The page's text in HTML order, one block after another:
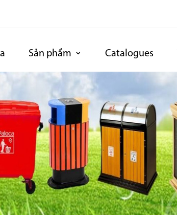
Sản phẩm Catalogues